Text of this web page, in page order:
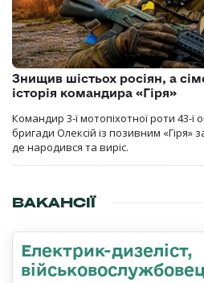
Знищив шістьох росіян, а
історія командира «Гіря»
Командир 3-ї мотопіхотної роти 43-ї
бригади Олексій із позивним
де народився та виріс.
ВАКАНСІЇ
Електрик-дизеліст,